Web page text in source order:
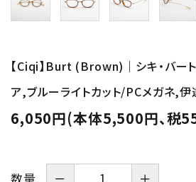
コンテンツ
ACCOUNT MENU
ようこそ 会員名 様
【Ciqi】Burt (Brown)｜シキ・バー
ア,ブルーライトカット/PCメガネ,
6,050円(本体5,500円、税
数量 － ＋